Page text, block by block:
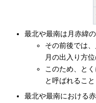
最北や最南は月赤緯
その前後では
月の出入り方
このため、と
と呼ばれること
最北や最南における